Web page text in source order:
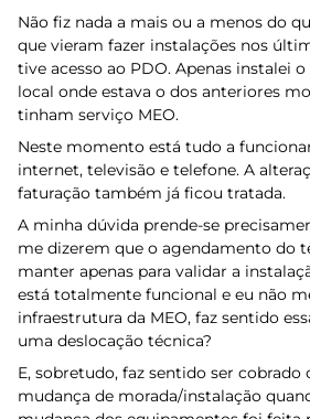
Não fiz nada a mais ou a menos do
que vieram fazer instalações nos
tive acesso ao PDO. Apenas instalei
local onde estava o dos anteriores
tinham serviço MEO.
Neste momento está tudo a
internet, televisão e telefone. A
faturação também já ficou tratada.
A minha dúvida prende-se
me dizerem que o agendamento do
manter apenas para validar a
está totalmente funcional e eu não
infraestrutura da MEO, faz sentido
uma deslocação técnica?
E, sobretudo, faz sentido ser cobrado
mudança de morada/instalação